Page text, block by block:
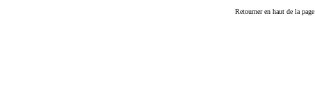
Retourner en haut de la page